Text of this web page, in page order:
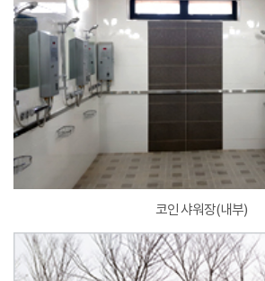
코인 샤워장(내부)